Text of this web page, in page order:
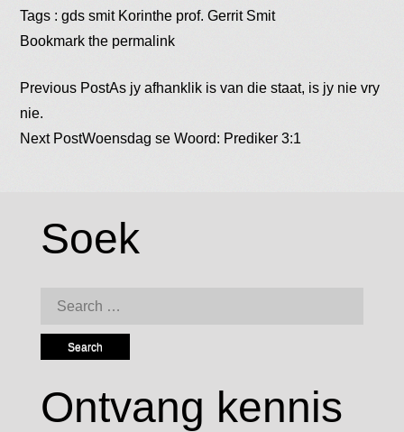
Tags :gds smit Korinthe prof. Gerrit Smit
Bookmark the permalink
Post
navigation
Previous PostAs jy afhanklik is van die staat, is jy nie vry
nie.
Next PostWoensdag se Woord: Prediker 3:1
Soek
Search
Ontvang kennis